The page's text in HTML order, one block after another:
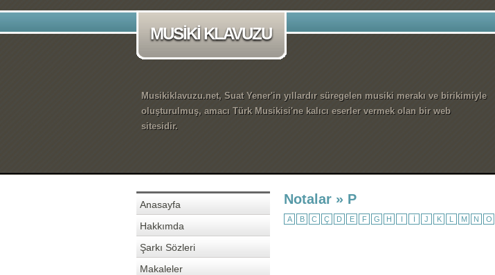
MUSİKİ KLAVUZU
Musikiklavuzu.net, Suat Yener'in yıllardır süregelen musiki merakı ve birikimiyle
oluşturulmuş, amacı Türk Musikisi'ne kalıcı eserler vermek olan bir web
sitesidir.
Anasayfa
Hakkımda
Şarkı Sözleri
Makaleler
Notalar » P
A B C Ç D E F G H I İ J K L M N O